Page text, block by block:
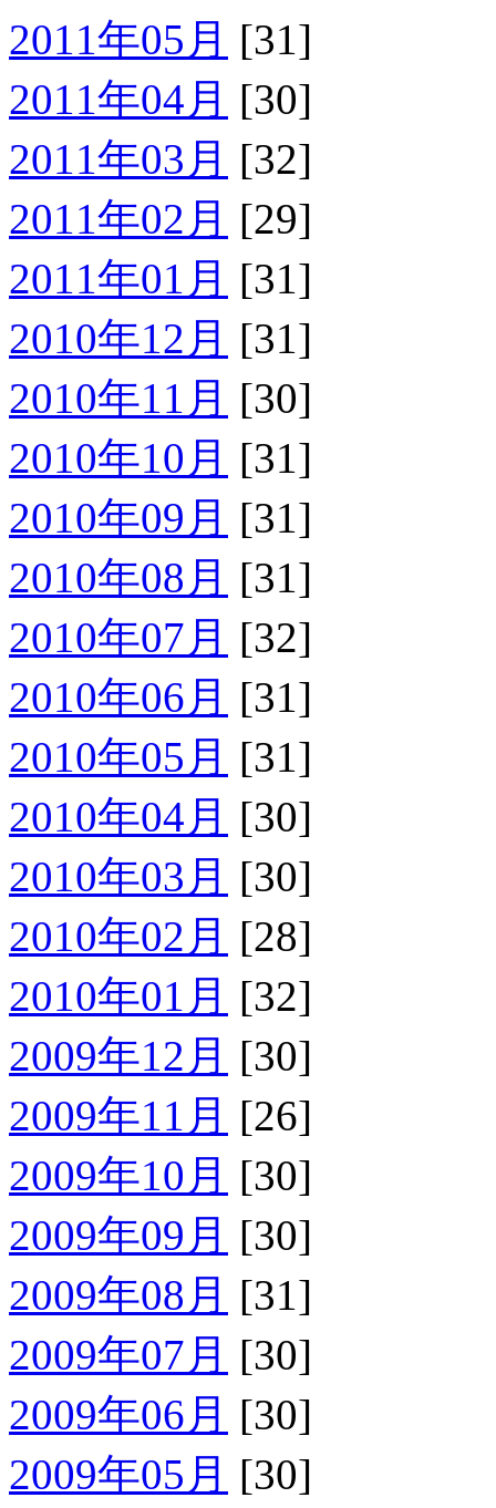
2011年05月 [31]
2011年04月 [30]
2011年03月 [32]
2011年02月 [29]
2011年01月 [31]
2010年12月 [31]
2010年11月 [30]
2010年10月 [31]
2010年09月 [31]
2010年08月 [31]
2010年07月 [32]
2010年06月 [31]
2010年05月 [31]
2010年04月 [30]
2010年03月 [30]
2010年02月 [28]
2010年01月 [32]
2009年12月 [30]
2009年11月 [26]
2009年10月 [30]
2009年09月 [30]
2009年08月 [31]
2009年07月 [30]
2009年06月 [30]
2009年05月 [30]